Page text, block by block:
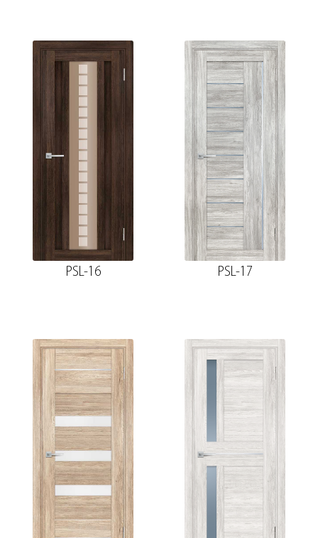
PSL-16 PSL-17